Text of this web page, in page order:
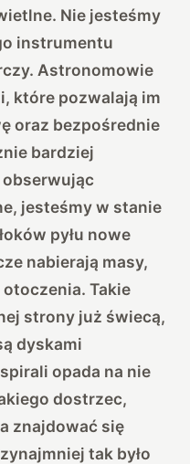
Nie jesteśmy
instrumentu
Astronomowie
które pozwalają im
oraz bezpośrednie
bardziej
obserwując
jesteśmy w stanie
pyłu nowe
nabierają masy,
Takie
strony już świecą,
dyskami
opada na nie
dostrzec,
znajdować się
tak było